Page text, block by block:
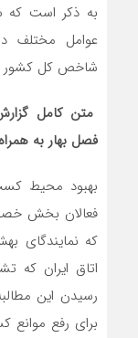
به ذکر است که
عوامل مختلف
شاخص کل کشور
متن کامل
فصل بهار به
بهبود محیط
فعالان بخش
که نمایندگای
اتاق ایران که
برای رفع موانع